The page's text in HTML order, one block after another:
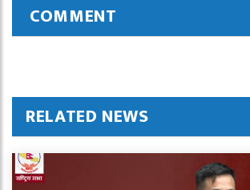
COMMENT
RELATED NEWS